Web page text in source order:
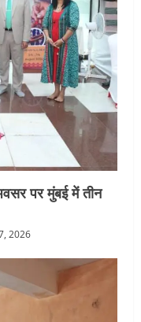
पर मुंबई में तीन
2026